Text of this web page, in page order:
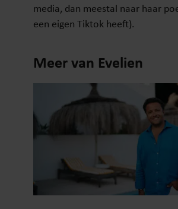
media, dan meestal naar haar
een eigen Tiktok heeft).
Meer van Evelien